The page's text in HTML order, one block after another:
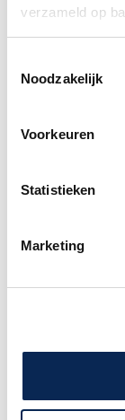
verzameld op
Noodzakelijk
Voorkeuren
Statistieken
Marketing
mogelijk
gitaar
Dunlop
Artwork
officiële